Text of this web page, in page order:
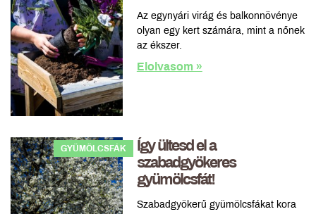
Az egynyári virág és balkonnövénye
olyan egy kert számára, mint a nőnek
az ékszer.
Elolvasom »
GYÜMÖLCSFÁK
Így ültesd el a
szabadgyökeres
gyümölcsfát!
Szabadgyökerű gyümölcsfákat kora